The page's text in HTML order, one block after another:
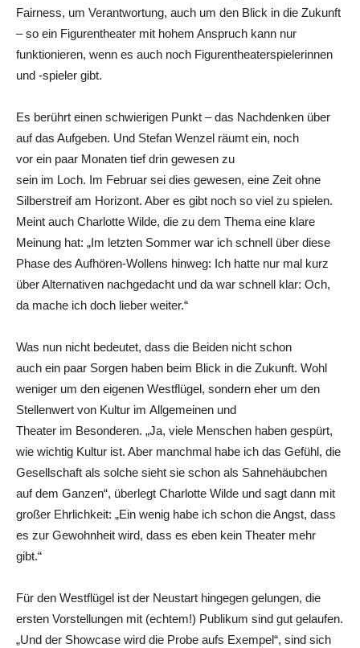
Fairness, um Verantwortung, auch um den Blick in die Zukunft
– so ein Figurentheater mit hohem Anspruch kann nur
funktionieren, wenn es auch noch Figurentheaterspielerinnen
und -spieler gibt.
Es berührt einen schwierigen Punkt – das Nachdenken über
auf das Aufgeben. Und Stefan Wenzel räumt ein, noch
vor ein paar Monaten tief drin gewesen zu
sein im Loch. Im Februar sei dies gewesen, eine Zeit ohne
Silberstreif am Horizont. Aber es gibt noch so viel zu spielen.
Meint auch Charlotte Wilde, die zu dem Thema eine klare
Meinung hat: „Im letzten Sommer war ich schnell über diese
Phase des Aufhören-Wollens hinweg: Ich hatte nur mal kurz
über Alternativen nachgedacht und da war schnell klar: Och,
da mache ich doch lieber weiter.“
Was nun nicht bedeutet, dass die Beiden nicht schon
auch ein paar Sorgen haben beim Blick in die Zukunft. Wohl
weniger um den eigenen Westflügel, sondern eher um den
Stellenwert von Kultur im Allgemeinen und
Theater im Besonderen. „Ja, viele Menschen haben gespürt,
wie wichtig Kultur ist. Aber manchmal habe ich das Gefühl, die
Gesellschaft als solche sieht sie schon als Sahnehäubchen
auf dem Ganzen“, überlegt Charlotte Wilde und sagt dann mit
großer Ehrlichkeit: „Ein wenig habe ich schon die Angst, dass
es zur Gewohnheit wird, dass es eben kein Theater mehr
gibt.“
Für den Westflügel ist der Neustart hingegen gelungen, die
ersten Vorstellungen mit (echtem!) Publikum sind gut gelaufen.
„Und der Showcase wird die Probe aufs Exempel“, sind sich